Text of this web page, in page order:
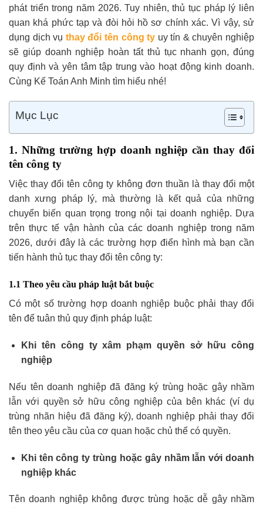
phát triển trong năm 2026. Tuy nhiên, thủ tục pháp lý liên
quan khá phức tạp và đòi hỏi hồ sơ chính xác. Vì vậy, sử
dụng dịch vụ thay đổi tên công ty uy tín & chuyên nghiệp
sẽ giúp doanh nghiệp hoàn tất thủ tục nhanh gọn, đúng
quy định và yên tâm tập trung vào hoạt động kinh doanh.
Cùng Kế Toán Anh Minh tìm hiểu nhé!
Mục Lục
1. Những trường hợp doanh nghiệp cần thay đổi
tên công ty
Việc thay đổi tên công ty không đơn thuần là thay đổi một
danh xưng pháp lý, mà thường là kết quả của những
chuyển biến quan trọng trong nội tại doanh nghiệp. Dựa
trên thực tế vận hành của các doanh nghiệp trong năm
2026, dưới đây là các trường hợp điển hình mà bạn cần
tiến hành thủ tục thay đổi tên công ty:
1.1 Theo yêu cầu pháp luật bắt buộc
Có một số trường hợp doanh nghiệp buộc phải thay đổi
tên để tuân thủ quy định pháp luật:
Khi tên công ty xâm phạm quyền sở hữu công
nghiệp
Nếu tên doanh nghiệp đã đăng ký trùng hoặc gây nhầm
lẫn với quyền sở hữu công nghiệp của bên khác (ví dụ
trùng nhãn hiệu đã đăng ký), doanh nghiệp phải thay đổi
tên theo yêu cầu của cơ quan hoặc chủ thể có quyền.
Khi tên công ty trùng hoặc gây nhầm lẫn với doanh
nghiệp khác
Tên doanh nghiệp không được trùng hoặc dễ gây nhầm